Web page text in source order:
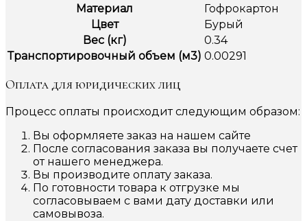
Материал
Гофрокартон
Цвет
Бурый
Вес (кг)
0.34
Транспортировочный объем (м3) 0.00291
Оплата для юридических лиц
Процесс оплаты происходит следующим образом:
Вы оформляете заказ на нашем сайте
После согласования заказа вы получаете счет
от нашего менеджера.
Вы производите оплату заказа.
По готовности товара к отгрузке мы
согласовываем с вами дату доставки или
самовывоза.